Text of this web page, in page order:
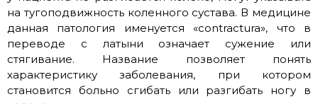
на тугоподвижность коленного сустава. В медицине
данная патология именуется «contractura», что в
переводе с латыни означает сужение или
стягивание. Название позволяет понять
характеристику заболевания, при котором
становится больно сгибать или разгибать ногу в